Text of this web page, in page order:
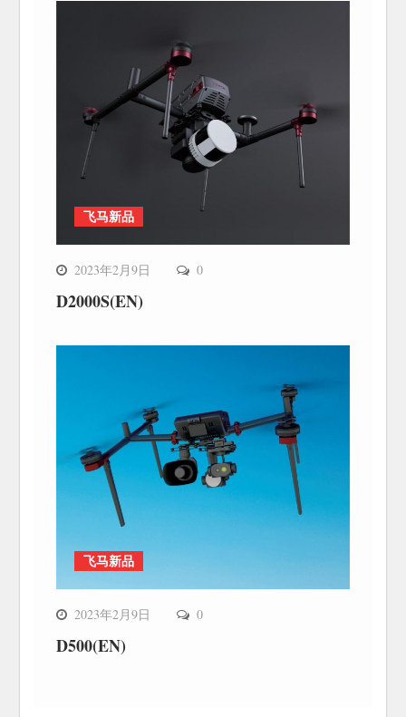
飞马新品
2023年2月9日 0
D2000S(EN)
飞马新品
2023年2月9日 0
D500(EN)